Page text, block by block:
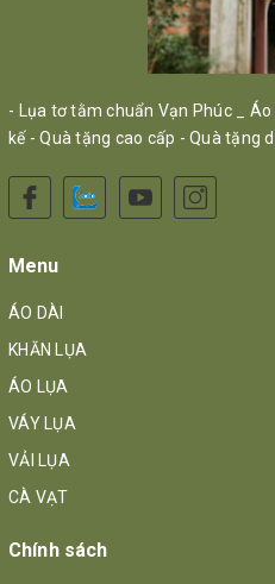
- Lụa tơ tằm chuẩn Vạn Phúc _
kế - Quà tặng cao cấp - Quà tặng
Menu
ÁO DÀI
KHĂN LỤA
ÁO LỤA
VÁY LỤA
VẢI LỤA
CÀ VẠT
Chính sách